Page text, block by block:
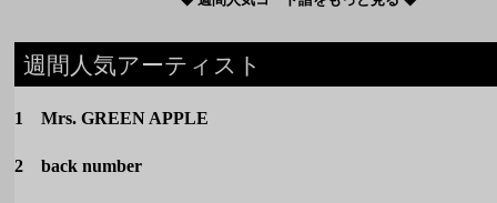
週間人気アーティスト
1 Mrs. GREEN APPLE
2 back number